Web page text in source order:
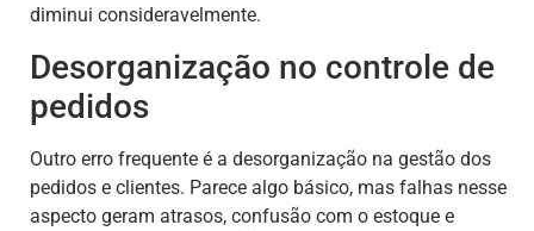
diminui consideravelmente.
Desorganização no controle de
pedidos
Outro erro frequente é a desorganização na gestão dos
pedidos e clientes. Parece algo básico, mas falhas nesse
aspecto geram atrasos, confusão com o estoque e